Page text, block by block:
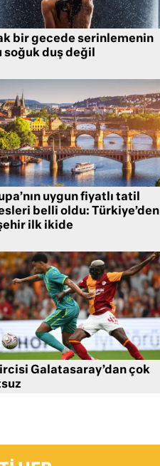
bir gecede serinlemenin
soğuk duş değil
uygun fiyatlı tatil
belli oldu: Türkiye’den
ilk ikide
Galatasaray’dan çok